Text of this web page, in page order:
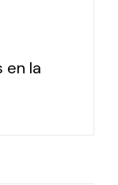
en la